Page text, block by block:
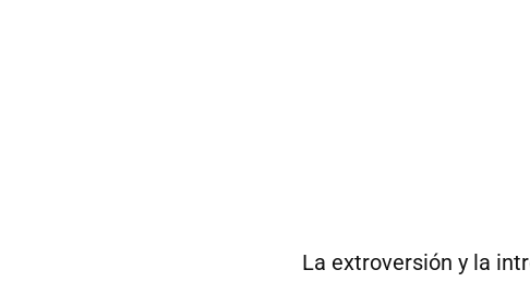
La extroversión y la